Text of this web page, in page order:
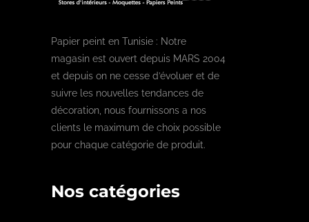
Papier peint en Tunisie : Notre
magasin est ouvert depuis MARS 2004
et depuis on ne cesse d’évoluer et de
suivre les nouvelles tendances de
décoration, nous fournissons a nos
clients le maximum de choix possible
pour chaque catégorie de produit.
Nos catégories